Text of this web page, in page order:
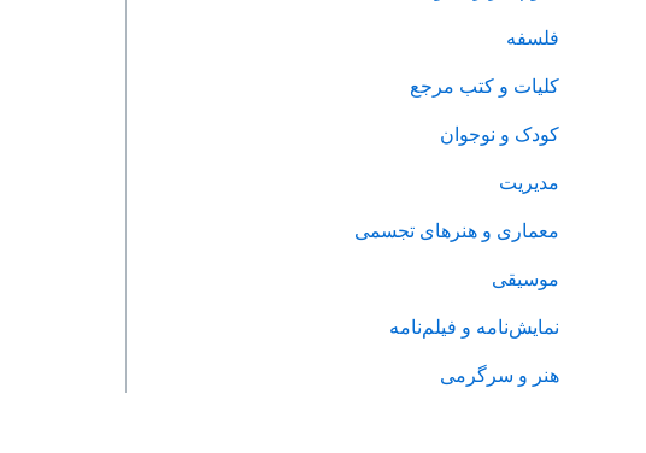
فلسفه
کلیات و کتب مرجع
کودک و نوجوان
مدیریت
معماری و هنرهای تجسمی
موسیقی
نمایش‌نامه و فیلم‌نامه
هنر و سرگرمی